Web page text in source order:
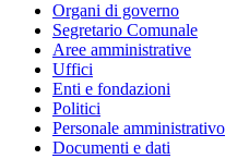
Organi di governo
Segretario Comunale
Aree amministrative
Uffici
Enti e fondazioni
Politici
Personale amministrativo
Documenti e dati